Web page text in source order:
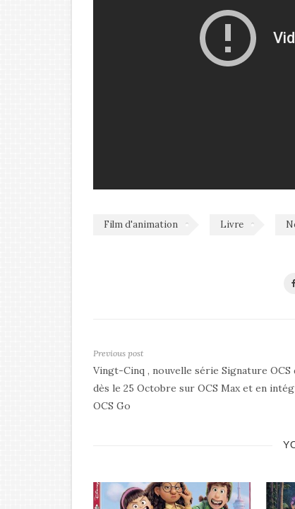
Film d'animation Livre
Previous post
Vingt-Cinq , nouvelle série Signature OCS
dès le 25 Octobre sur OCS Max et en
OCS Go